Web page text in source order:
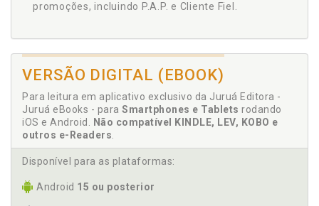
promoções, incluindo P.A.P. e Cliente Fiel.
VERSÃO DIGITAL (EBOOK)
Para leitura em aplicativo exclusivo da Juruá Editora -
Juruá eBooks - para Smartphones e Tablets rodando
iOS e Android.
Não compatível KINDLE, LEV, KOBO e
outros e-Readers
Disponível para as plataformas:
Android 15 ou posterior